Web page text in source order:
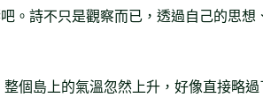
。詩不只是觀察而已，透過自己的思
個島上的氣溫忽然上升，好像直接略